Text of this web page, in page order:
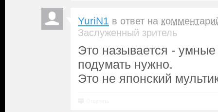
YuriN1 в ответ на
Заслуженный зритель
Это называется -
подумать нужно.
Это не японский